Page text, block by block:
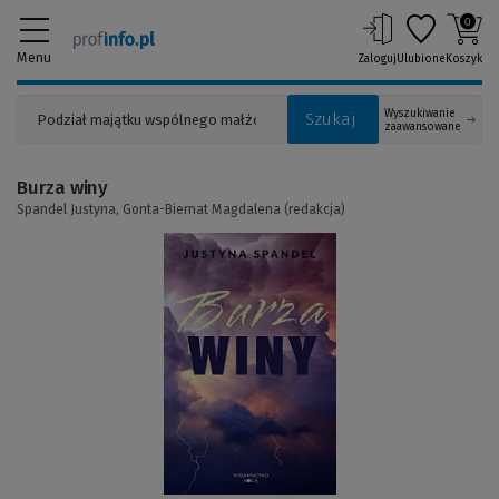
Menu
Szukaj
Wyszukiwanie
zaawansowane
ZalogujUlubione
0
Koszyk
Burza winy
Spandel Justyna, Gonta-Biernat Magdalena (redakcja)